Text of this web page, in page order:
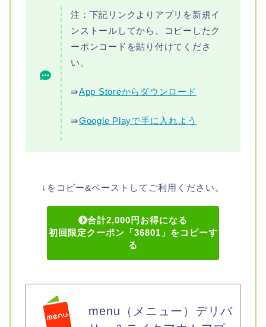
注：下記リンクよりアプリを新規イ
ンストールしてから、コピーしたク
ーポンコードを貼り付けてくださ
い。
⇛App Storeからダウンロード
⇛Google Playで手に入れよう
↓をコピー&ペーストしてご利用ください。
合計2,000円お得になる
初回限定クーポン「36801」をコピーす
る
menu（メニュー）デリバ